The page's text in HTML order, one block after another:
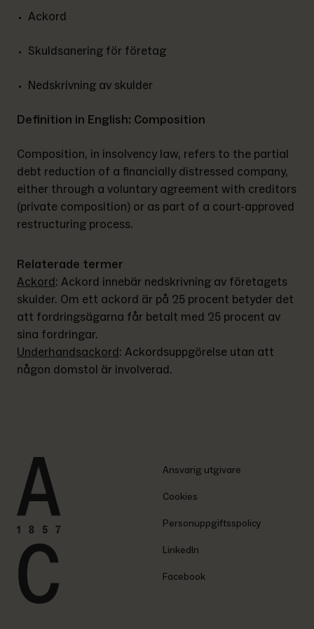
Ackord
Skuldsanering för företag
Nedskrivning av skulder
Definition in English: Composition
Composition, in insolvency law, refers to the partial
debt reduction of a financially distressed company,
either through a voluntary agreement with creditors
(private composition) or as part of a court-approved
restructuring process.
Relaterade termer
Ackord: Ackord innebär nedskrivning av företagets
skulder. Om ett ackord är på 25 procent betyder det
att fordringsägarna får betalt med 25 procent av
sina fordringar.
Underhandsackord: Ackordsuppgörelse utan att
någon domstol är involverad.
Ansvarig utgivare
Cookies
Personuppgiftsspolicy
LinkedIn
Facebook